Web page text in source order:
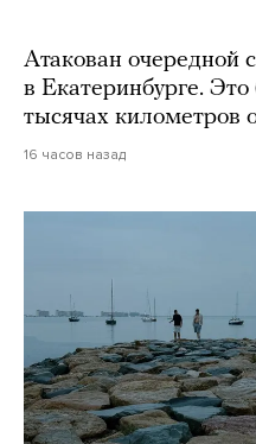
Атакован очередной
в Екатеринбурге.
тысячах километров
16 часов назад